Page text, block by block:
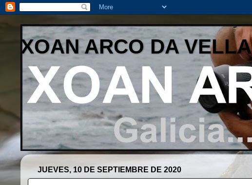
XOAN ARCO DA VELLA
JUEVES, 10 DE SEPTIEMBRE DE 2020